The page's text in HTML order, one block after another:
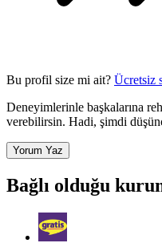
Bu profil size mi ait? Ücretsiz
Deneyimlerinle başkalarına
verebilirsin. Hadi, şimdi
Yorum Yaz
Bağlı olduğu